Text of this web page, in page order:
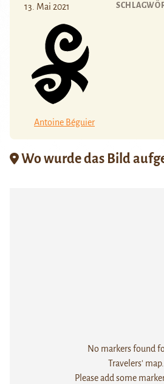
13. Mai 2021
Antoine Béguier
Wo wurde das Bild
No markers found
Travelers' map.
Please add some